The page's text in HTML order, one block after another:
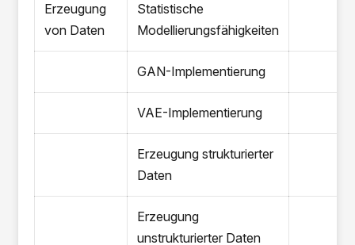
Erzeugung
von Daten
Statistische
Modellierungsfähigkeiten
GAN-Implementierung
VAE-Implementierung
Erzeugung strukturierter
Daten
Erzeugung
unstrukturierter Daten